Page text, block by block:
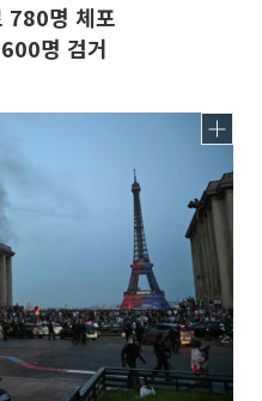
780명 체포
명 검거